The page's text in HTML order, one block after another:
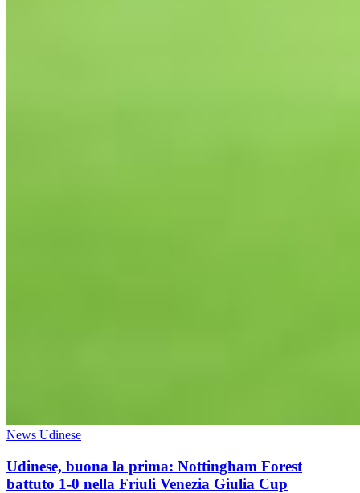
News Udinese
Udinese, buona la prima: Nottingham Forest
battuto 1-0 nella Friuli Venezia Giulia Cup